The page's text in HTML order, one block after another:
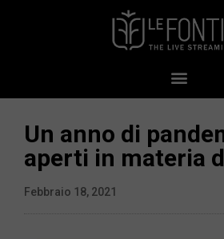
Un anno di
aperti in materia
Febbraio 18, 2021